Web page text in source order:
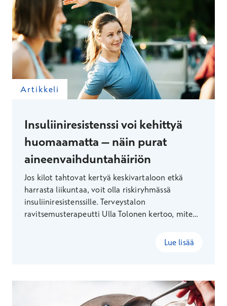
Artikkeli
Insuliiniresistenssi voi kehittyä
huomaamatta – näin purat
aineenvaihduntahäiriön
Jos kilot tahtovat kertyä keskivartaloon etkä
harrasta liikuntaa, voit olla riskiryhmässä
insuliiniresistenssille. Terveystalon
ravitsemusterapeutti Ulla Tolonen kertoo, miten
Lue lisää